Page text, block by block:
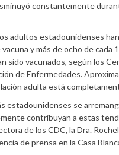
constantemente
adultos estadounidenses
y más de ocho de cada
sido vacunados, según los
de Enfermedades.
adulta está
estadounidenses se
contribuyan a estas
de los CDC, la Dra.
de prensa en la Casa